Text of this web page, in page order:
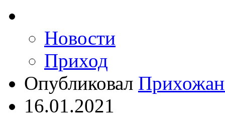
Новости
Приход
Опубликовал
16.01.2021